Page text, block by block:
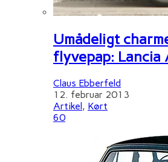
Umådeligt
flyvepap:
Claus Ebberfeld
12. februar 2013
Artikel, Kørt
60